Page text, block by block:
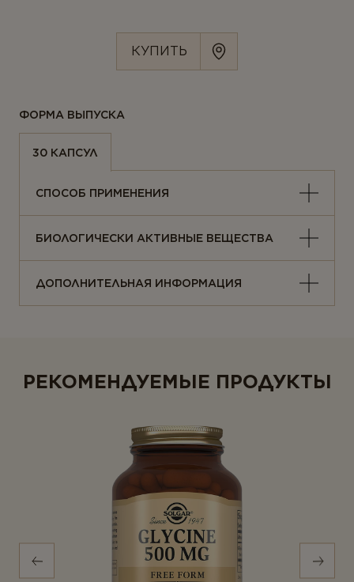
КУПИТЬ
ФОРМА ВЫПУСКА
30 КАПСУЛ
СПОСОБ ПРИМЕНЕНИЯ
БИОЛОГИЧЕСКИ АКТИВНЫЕ ВЕЩЕСТВА
ДОПОЛНИТЕЛЬНАЯ ИНФОРМАЦИЯ
РЕКОМЕНДУЕМЫЕ ПРОДУКТЫ